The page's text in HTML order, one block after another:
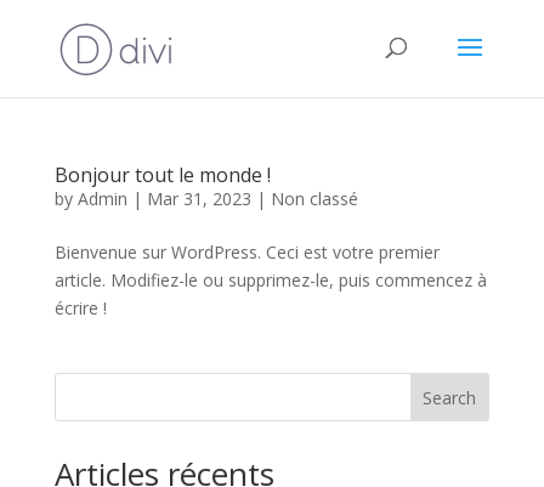
Bonjour tout le monde !
by Admin | Mar 31, 2023 | Non classé
Bienvenue sur WordPress. Ceci est votre premier
article. Modifiez-le ou supprimez-le, puis commencez à
écrire !
Search
Articles récents